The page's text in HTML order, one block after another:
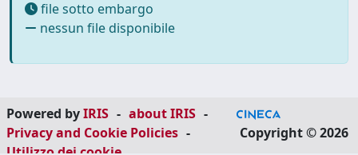
file sotto embargo
nessun file disponibile
Powered byIRIS - about IRIS -
Privacy and Cookie Policies -
Copyright © 2026